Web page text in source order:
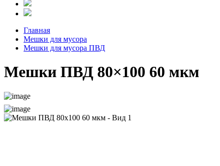
Главная
Мешки для мусора
Мешки для мусора ПВД
Мешки ПВД 80×100 60 мкм